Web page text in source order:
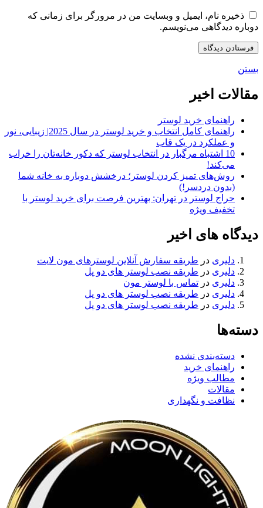
ذخیره نام، ایمیل و وبسایت من در مرورگر برای زمانی که
دوباره دیدگاهی می‌نویسم.
بستن
مقالات اخیر
راهنمای خرید لوستر
راهنمای کامل انتخاب و خرید لوستر در سال 2025| زیبایی، نور
و عملکرد در یک قاب
10 اشتباه مرگبار در انتخاب لوستر که دکور خانه‌تان را خراب
می‌کند!
روش‌های تمیز کردن لوستر؛ درخشش دوباره به خانه شما
(بدون دردسر!)
حراج لوستر در تهران: بهترین فرصت برای خرید لوستر با
تخفیف ویژه
دیدگاه های اخیر
دلیری در طریقه سفارش آنلاین لوسترهای مون لایت
دلیری در طریقه نصب لوستر های دو پل
دلیری در تماس با لوستر مون
دلیری در طریقه نصب لوستر های دو پل
دلیری در طریقه نصب لوستر های دو پل
دسته‌ها
دسته‌بندی نشده
راهنمای خرید
مطالب ویژه
مقالات
نظافت و نگهداری